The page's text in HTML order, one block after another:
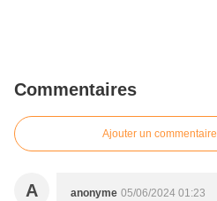
Commentaires
Ajouter un commentaire
A anonyme 05/06/2024 01:23